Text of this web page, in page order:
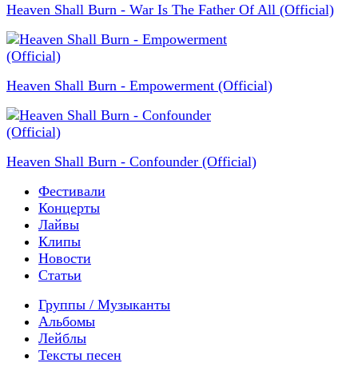
Heaven Shall Burn - War Is The Father Of All (Official)
Heaven Shall Burn - Empowerment (Official)
Heaven Shall Burn - Confounder (Official)
Фестивали
Концерты
Лайвы
Клипы
Новости
Статьи
Группы / Музыканты
Альбомы
Лейблы
Тексты песен